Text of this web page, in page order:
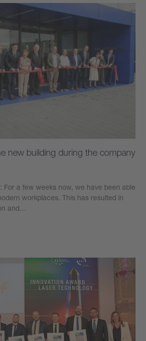
new building during the company
For a few weeks now, we have been able
workplaces. This has resulted in
and…